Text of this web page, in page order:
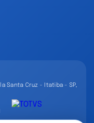
Santa Cruz - Itatiba - SP,